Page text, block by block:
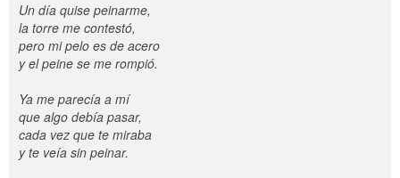
Un día quise peinarme,
la torre me contestó,
pero mi pelo es de acero
y el peine se me rompió.
Ya me parecía a mí
que algo debía pasar,
cada vez que te miraba
y te veía sin peinar.